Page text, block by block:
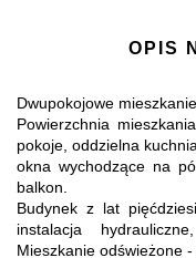
OPIS
Dwupokojowe
Powierzchnia
pokoje, oddzielna
okna wychodzące na
balkon.
Budynek z lat
instalacja
Mieszkanie odświeżone